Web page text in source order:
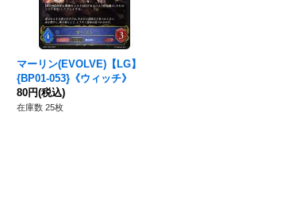
マーリン(EVOLVE)【LG】
{BP01-053}《ウィッチ》
80円(税込)
在庫数 25枚